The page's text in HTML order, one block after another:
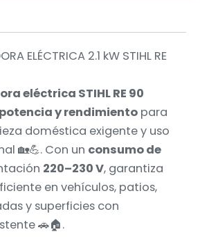
ELÉCTRICA 2.1 kW STIHL RE
eléctrica STIHL RE 90
y rendimiento para
doméstica exigente y uso
🏡💪. Con un consumo de
220–230 V, garantiza
en vehículos, patios,
y superficies con
🚗🏠.